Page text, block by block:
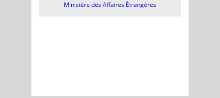
Ministère des Affaires Étrangères